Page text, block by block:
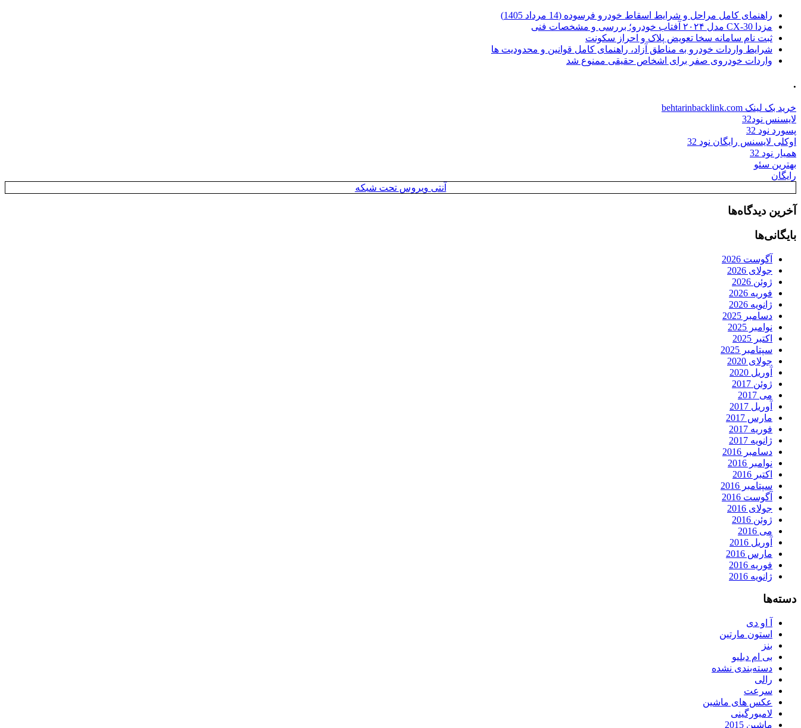
راهنمای کامل مراحل و شرایط اسقاط خودرو فرسوده (14 مرداد 1405)
مزدا CX-30 مدل ۲۰۲۴ آفتاب خودرو؛ بررسی و مشخصات فنی
ثبت نام سامانه سخا تعویض پلاک و احراز سکونت
شرایط واردات خودرو به مناطق آزاد، راهنمای کامل قوانین و محدودیت ها
واردات خودروی صفر برای اشخاص حقیقی ممنوع شد
.
خرید بک لینک behtarinbacklink.com
لایسنس نود32
پسورد نود 32
اوکلی لایسنس رایگان نود 32
همیار نود 32
بهترین سئو
رایگان
آنتی ویروس تحت شبکه
آخرین دیدگاه‌ها
بایگانی‌ها
آگوست 2026
جولای 2026
ژوئن 2026
فوریه 2026
ژانویه 2026
دسامبر 2025
نوامبر 2025
اکتبر 2025
سپتامبر 2025
جولای 2020
آوریل 2020
ژوئن 2017
می 2017
آوریل 2017
مارس 2017
فوریه 2017
ژانویه 2017
دسامبر 2016
نوامبر 2016
اکتبر 2016
سپتامبر 2016
آگوست 2016
جولای 2016
ژوئن 2016
می 2016
آوریل 2016
مارس 2016
فوریه 2016
ژانویه 2016
دسته‌ها
آ او دی
استون مارتین
بنز
بی ام دبلیو
دسته‌بندی نشده
رالی
سرعت
عکس های ماشین
لامبورگینی
ماشین 2015